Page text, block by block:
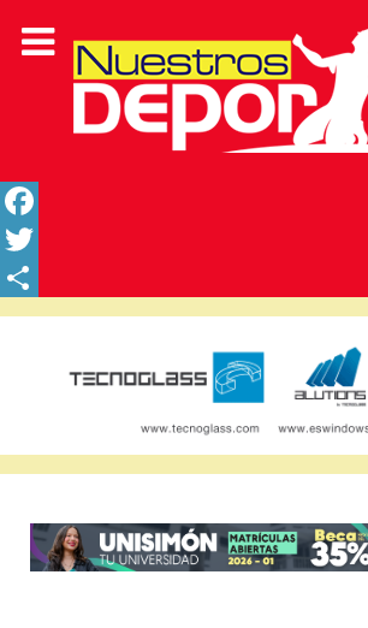
Facebook
Twitter
Share